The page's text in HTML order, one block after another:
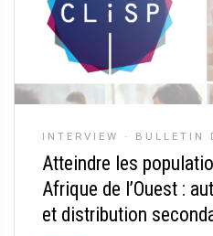
INTERVIEW · BULLETIN
Atteindre les
Afrique de l’Ouest :
et distribution